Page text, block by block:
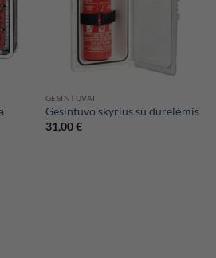
GESINTUVAI
Gesintuvo skyrius su durelėmis
31,00€